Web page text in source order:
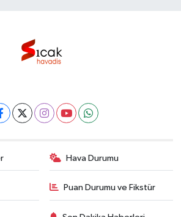
Hava Durumu
Puan Durumu ve Fikstür